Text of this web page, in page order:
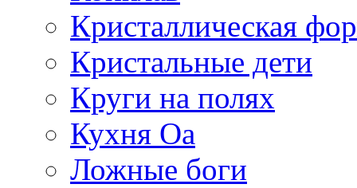
Кристаллическая
Кристальные дети
Круги на полях
Кухня Оа
Ложные боги